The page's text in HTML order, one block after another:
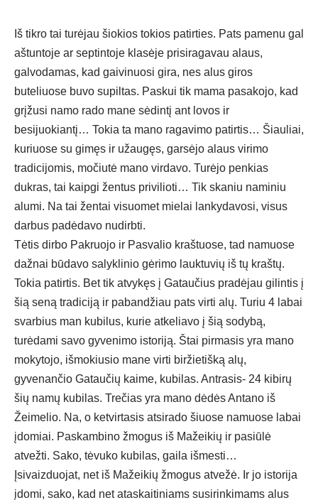
Iš tikro tai turėjau šiokios tokios patirties. Pats pamenu gal
aštuntoje ar septintoje klasėje prisiragavau alaus,
galvodamas, kad gaivinuosi gira, nes alus giros
buteliuose buvo supiltas. Paskui tik mama pasakojo, kad
grįžusi namo rado mane sėdintį ant lovos ir
besijuokiantį… Tokia ta mano ragavimo patirtis… Šiauliai,
kuriuose su gimęs ir užaugęs, garsėjo alaus virimo
tradicijomis, močiutė mano virdavo. Turėjo penkias
dukras, tai kaipgi žentus privilioti… Tik skaniu naminiu
alumi. Na tai žentai visuomet mielai lankydavosi, visus
darbus padėdavo nudirbti.
Tėtis dirbo Pakruojo ir Pasvalio kraštuose, tad namuose
dažnai būdavo salyklinio gėrimo lauktuvių iš tų kraštų.
Tokia patirtis. Bet tik atvykęs į Gataučius pradėjau gilintis į
šią seną tradiciją ir pabandžiau pats virti alų. Turiu 4 labai
svarbius man kubilus, kurie atkeliavo į šią sodybą,
turėdami savo gyvenimo istoriją. Štai pirmasis yra mano
mokytojo, išmokiusio mane virti biržietišką alų,
gyvenančio Gataučių kaime, kubilas. Antrasis- 24 kibirų
šių namų kubilas. Trečias yra mano dėdės Antano iš
Žeimelio. Na, o ketvirtasis atsirado šiuose namuose labai
įdomiai. Paskambino žmogus iš Mažeikių ir pasiūlė
atvežti. Sako, tėvuko kubilas, gaila išmesti…
Įsivaizduojat, net iš Mažeikių žmogus atvežė. Ir jo istorija
įdomi, sako, kad net ataskaitiniams susirinkimams alus